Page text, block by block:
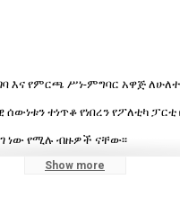
የምርጫ ሥነ-ምግባር አዋጅ
ተነጥቆ የነበረን የፖለቲካ
ነው የሚሉ ብዙዎች ናቸው፡፡
እንዴት ይታያል? ተገቢስ ነው ወይ?
Show more